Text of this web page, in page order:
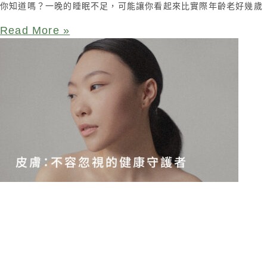
你知道嗎？一晚的睡眠不足，可能讓你看起來比實際年齡老好幾歲
Read More »